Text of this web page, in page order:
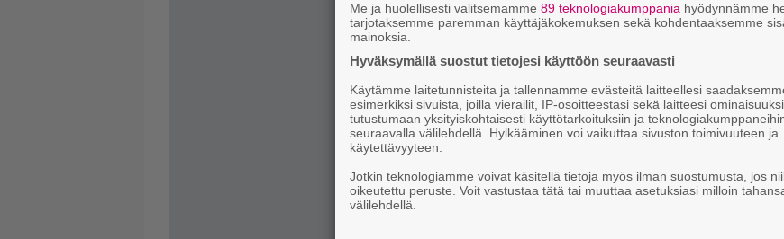
Me ja huolellisesti valitsemamme 89 teknologiakumppania hyödynnämme
tarjotaksemme paremman käyttäjäkokemuksen sekä kohdentaaksemme
mainoksia.
Hyväksymällä suostut tietojesi käyttöön seuraavasti
Käytämme laitetunnisteita ja tallennamme evästeitä laitteellesi
esimerkiksi sivuista, joilla vierailit, IP-osoitteestasi sekä laitteesi
tutustumaan yksityiskohtaisesti käyttötarkoituksiin ja
seuraavalla välilehdellä. Hylkääminen voi vaikuttaa sivuston toimivuuteen ja
käytettävyyteen.
Jotkin teknologiamme voivat käsitellä tietoja myös ilman suostumusta, jos
oikeutettu peruste. Voit vastustaa tätä tai muuttaa asetuksiasi milloin
välilehdellä.